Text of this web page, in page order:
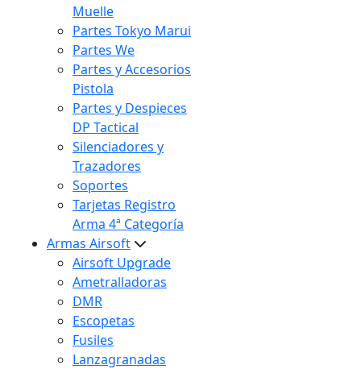
Muelle
Partes Tokyo Marui
Partes We
Partes y Accesorios
Pistola
Partes y Despieces
DP Tactical
Silenciadores y
Trazadores
Soportes
Tarjetas Registro
Arma 4ª Categoría
Armas Airsoft
Airsoft Upgrade
Ametralladoras
DMR
Escopetas
Fusiles
Lanzagranadas